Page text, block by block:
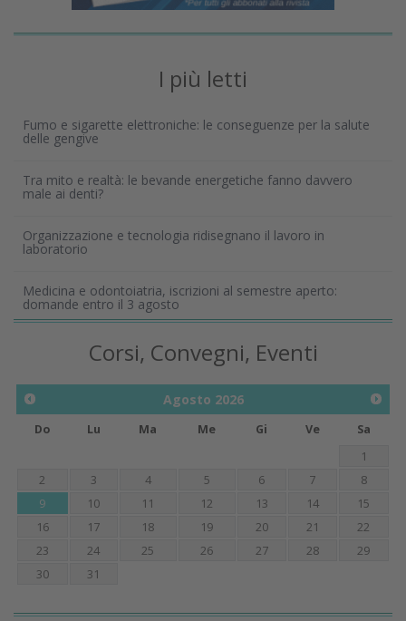
I più letti
Fumo e sigarette elettroniche: le conseguenze per la salute
delle gengive
Tra mito e realtà: le bevande energetiche fanno davvero
male ai denti?
Organizzazione e tecnologia ridisegnano il lavoro in
laboratorio
Medicina e odontoiatria, iscrizioni al semestre aperto:
domande entro il 3 agosto
Corsi, Convegni, Eventi
Agosto 2026
Do Lu Ma Me Gi Ve
Sa
1
2
3 4 5 6 7
8
9
10 11 12 13 14
15
16
17 18 19 20 21
22
23
24 25 26 27 28
29
30
31